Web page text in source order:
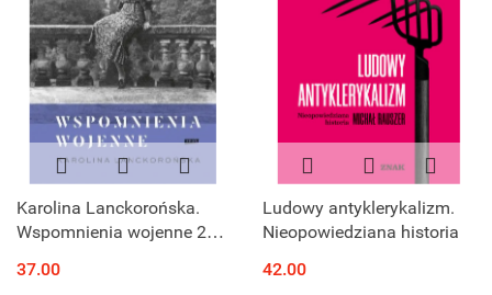
Karolina Lanckorońska.
Wspomnienia wojenne 22
37.00
Ludowy antyklerykalizm.
Nieopowiedziana historia
42.00